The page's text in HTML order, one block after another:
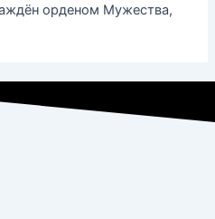
орденом Мужества,